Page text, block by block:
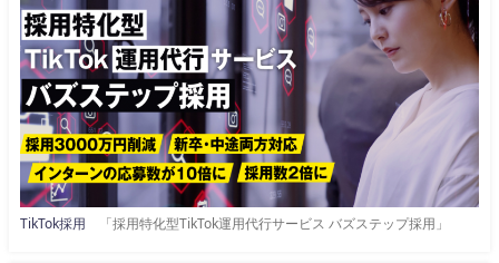
TikTok採用 「採用特化型TikTok運用代行サービス バズステップ採用」